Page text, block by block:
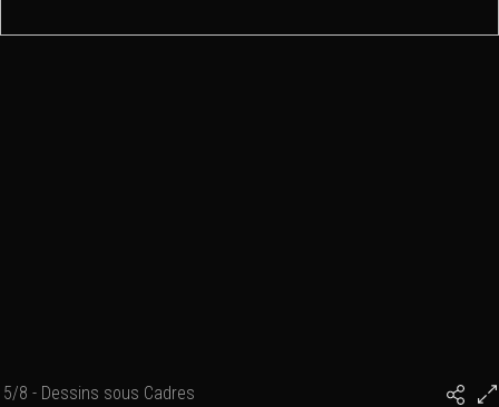
5/8 - Dessins sous Cadres